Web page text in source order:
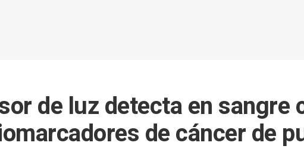
de luz detecta en sangre
de cáncer de